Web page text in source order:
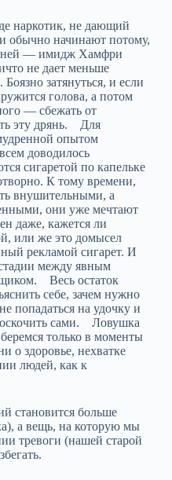
наркотик, не дающий
обычно начинают потому,
— имидж Хамфри
не дает меньше
затянуться, и если
голова, а потом
— сбежать от
эту дрянь. Для
опытом
доводилось
сигаретой по капельке
К тому времени,
внушительными, а
они уже мечтают
даже, кажется ли
или же это домысел
рекламой сигарет. И
между явным
Весь остаток
себе, зачем нужно
попадаться на удочку и
сами. Ловушка
только в моменты
о здоровье, нехватке
людей, как к
становится больше
а вещь, на которую мы
тревоги (нашей старой